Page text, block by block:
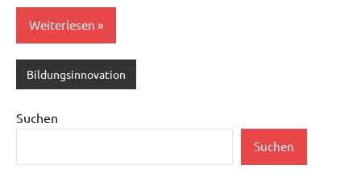
Weiterlesen
Bildungsinnovation
Suchen
Suchen